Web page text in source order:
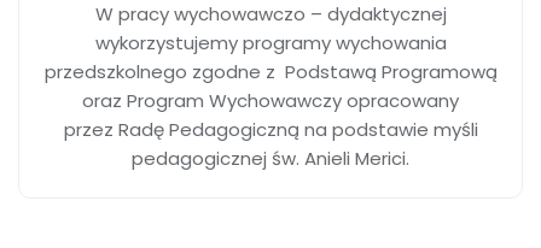
W pracy wychowawczo – dydaktycznej
wykorzystujemy programy wychowania
przedszkolnego zgodne z Podstawą Programową
oraz Program Wychowawczy opracowany
przez Radę Pedagogiczną na podstawie myśli
pedagogicznej św. Anieli Merici.